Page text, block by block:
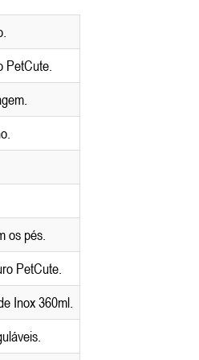
PetCute.
os pés.
PetCute.
Inox 360ml.